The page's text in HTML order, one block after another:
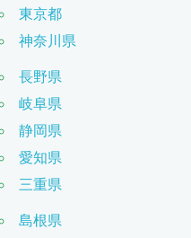
東京都
神奈川県
長野県
岐阜県
静岡県
愛知県
三重県
島根県